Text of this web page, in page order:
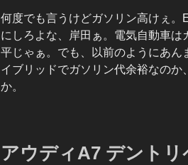
何度でも言うけどガソリン高けぇ
にしろよな、岸田ぁ。電気自動車
平じゃぁ。でも、以前のようにあ
イブリッドでガソリン代余裕なの
か。
アウディA7 デントリ